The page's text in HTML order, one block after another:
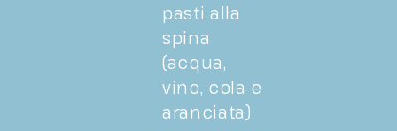
pasti alla
spina
(acqua,
vino, cola e
aranciata)